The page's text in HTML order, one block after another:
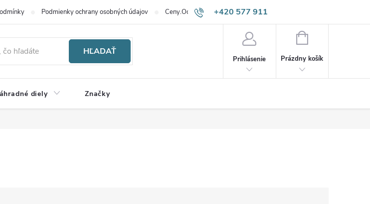
+420 577 911
Podmienky ochrany osobných údajov Ceny.Odpadneš.sk
HĽADAŤ
Prihlásenie
NÁKUPNÝ
Prázdny košík
diely Značky